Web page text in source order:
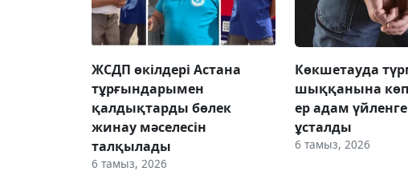
ЖСДП өкілдері Астана
тұрғындарымен
қалдықтарды бөлек
жинау мәселесін
талқылады
6 тамыз, 2026
Көкшетауда
шыққанына
ер адам
ұсталды
6 тамыз, 2026